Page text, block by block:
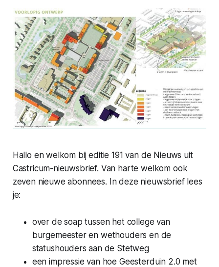
Hallo en welkom bij editie 191 van de Nieuws uit
Castricum-nieuwsbrief. Van harte welkom ook
zeven nieuwe abonnees. In deze nieuwsbrief lees
je:
over de soap tussen het college van
burgemeester en wethouders en de
statushouders aan de Stetweg
een impressie van hoe Geesterduin 2.0 met